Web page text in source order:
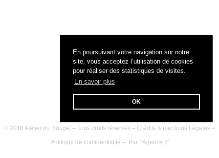
En poursuivant votre navigation sur notre
site, vous acceptez l’utilisation de cookies
pour réaliser des statistiques de visites.
En savoir plus
OK
© 2018 Atelier du Rouget – Tous droits réservés – Crédits & mentions Légales –
Politique de confidentialité – Par l’Agence Z’